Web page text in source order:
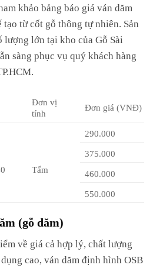
khảo bảng báo giá ván dăm
từ cốt gỗ thông tự nhiên. Sản
lượng lớn tại kho của Gỗ Sài
sàng phục vụ quý khách hàng
Đơn vị
tính
Đơn giá (VNĐ)
Tấm
290.000
375.000
460.000
550.000
(gỗ dăm)
về giá cả hợp lý, chất lượng
cao, ván dăm định hình OSB